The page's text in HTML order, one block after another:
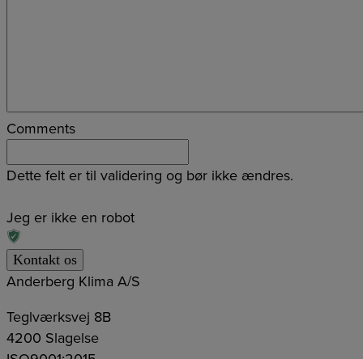
Comments
Dette felt er til validering og bør ikke ændres.
Jeg er ikke en robot
Anderberg Klima A/S
Teglværksvej 8B
4200 Slagelse